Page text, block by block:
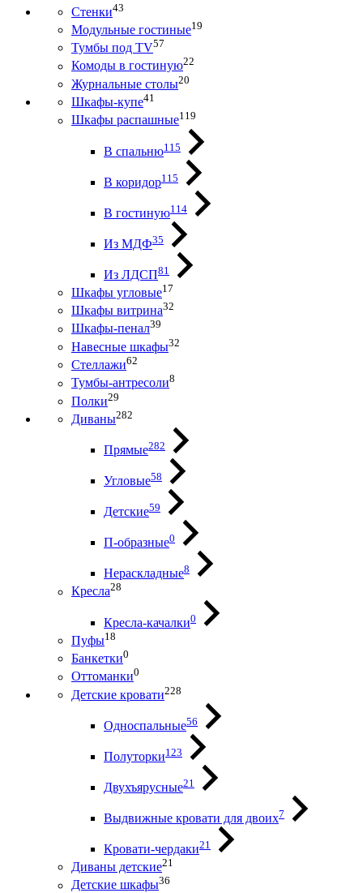
Стенки43
Модульные гостиные19
Тумбы под ТV57
Комоды в гостиную22
Журнальные столы20
Шкафы-купе41
Шкафы распашные119
В спальню115
В коридор115
В гостиную114
Из МДФ35
Из ЛДСП81
Шкафы угловые17
Шкафы витрина32
Шкафы-пенал39
Навесные шкафы32
Стеллажи62
Тумбы-антресоли8
Полки29
Диваны282
Прямые282
Угловые58
Детские59
П-образные0
Нераскладные8
Кресла28
Кресла-качалки0
Пуфы18
Банкетки0
Оттоманки0
Детские кровати228
Односпальные56
Полуторки123
Двухъярусные21
Выдвижные кровати для двоих7
Кровати-чердаки21
Диваны детские21
Детские шкафы36